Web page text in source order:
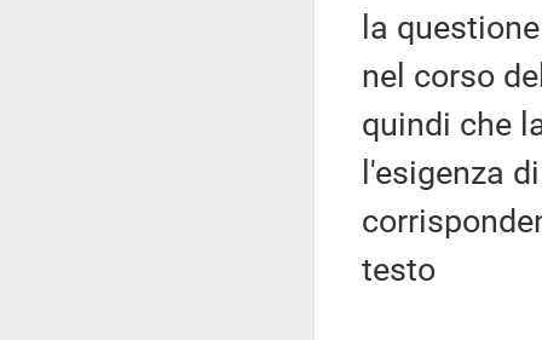
la
nel corso
quindi che
l'esigenza
testo